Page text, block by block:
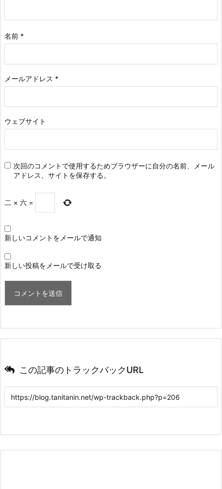
名前 *
メールアドレス *
ウェブサイト
次回のコメントで使用するためブラウザーに自分の名前、メール
アドレス、サイトを保存する。
二 × 六 =
新しいコメントをメールで通知
新しい投稿をメールで受け取る
この記事のトラックバックURL